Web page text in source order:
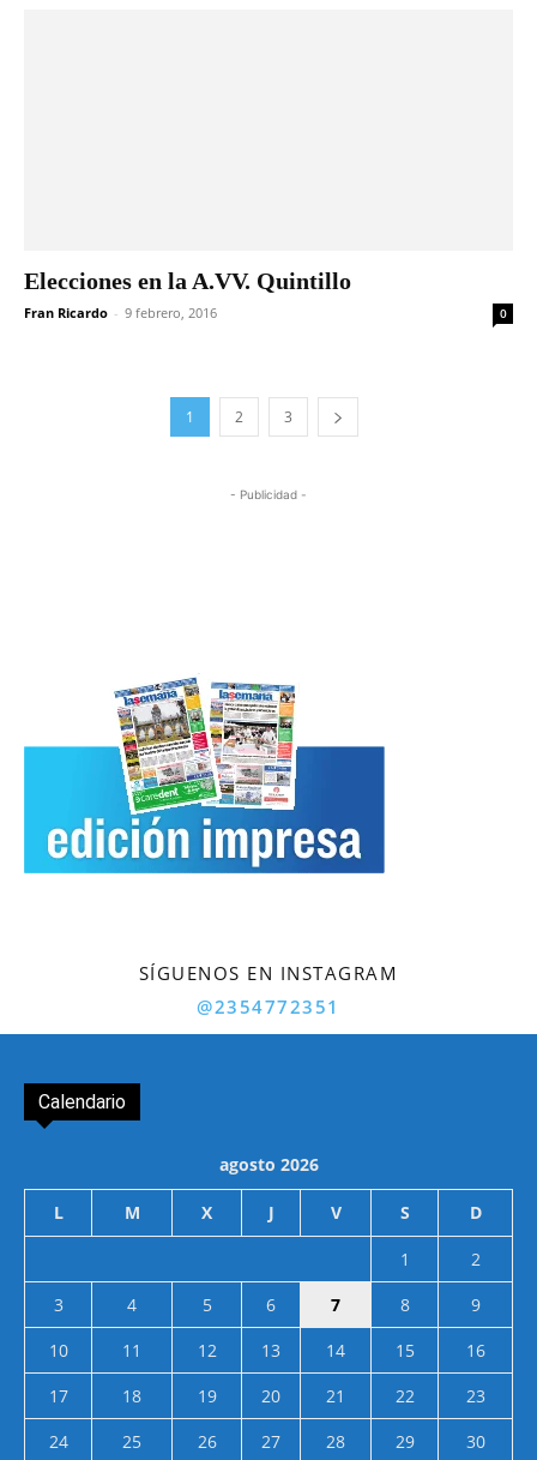
Elecciones en la A.VV. Quintillo
Fran Ricardo - 9 febrero, 2016 0
1 2 3
- Publicidad -
SÍGUENOS EN INSTAGRAM
@2354772351
Calendario
agosto 2026
L M X J V S D
1
2
3
4 5 6 7 8
9
10
11 12 13 14 15
16
17
18 19 20 21 22
23
24
25 26 27 28 29
30